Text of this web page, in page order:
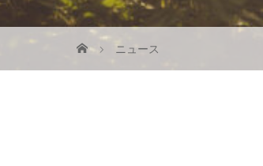
ニュース